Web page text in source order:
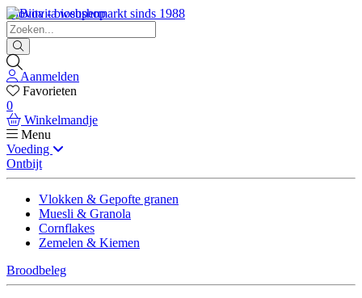
Biovita - biosupermarkt sinds 1988
Aanmelden
Favorieten
0
Winkelmandje
Menu
Voeding
Ontbijt
Vlokken & Gepofte granen
Muesli & Granola
Cornflakes
Zemelen & Kiemen
Broodbeleg